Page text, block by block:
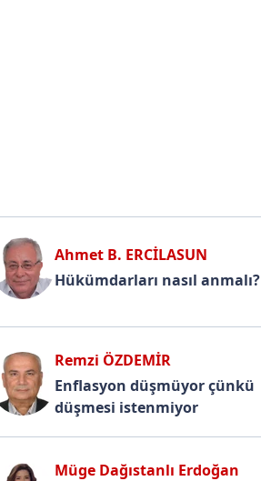
Ahmet B. ERCİLASUN
Hükümdarları nasıl anmalı?
Remzi ÖZDEMİR
Enflasyon düşmüyor çünkü
düşmesi istenmiyor
Müge Dağıstanlı Erdoğan